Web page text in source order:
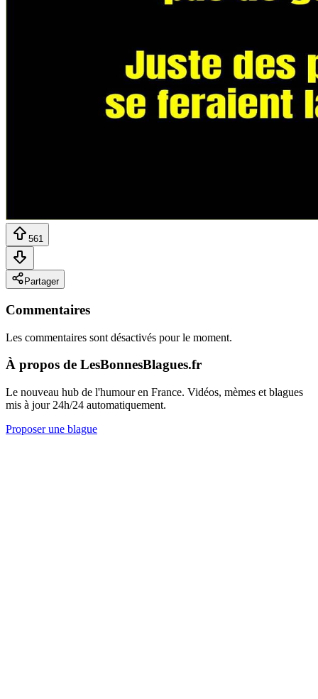
561
Partager
Commentaires
Les commentaires sont désactivés pour le moment.
À propos de LesBonnesBlagues.fr
Le nouveau hub de l'humour en France. Vidéos, mèmes et blagues
mis à jour 24h/24 automatiquement.
Proposer une blague